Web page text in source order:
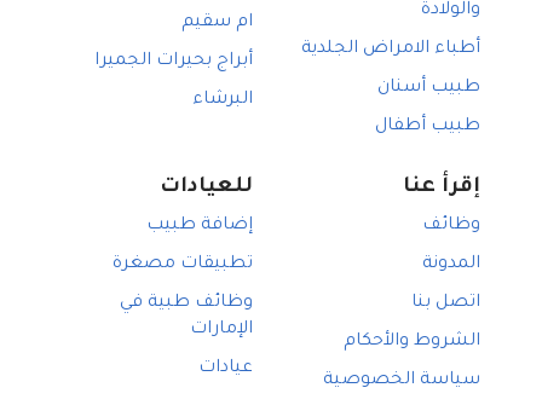
والولادة
أطباء الامراض الجلدية
طبيب أسنان
طبيب أطفال
ام سقيم
أبراج بحيرات الجميرا
البرشاء
إقرأ عنا
وظائف
المدونة
اتصل بنا
الشروط والأحكام
سياسة الخصوصية
للعيادات
إضافة طبيب
تطبيقات مصغرة
وظائف طبية في
الإمارات
عيادات